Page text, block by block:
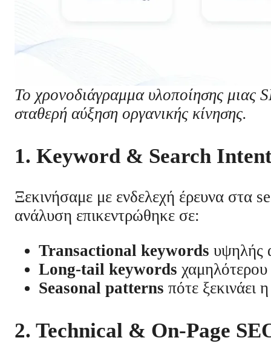
Το χρονοδιάγραμμα υλοποίησης μιας
σταθερή αύξηση οργανικής κίνησης.
1. Keyword & Search
Ξεκινήσαμε με ενδελεχή έρευνα στα
ανάλυση επικεντρώθηκε σε:
Transactional keywords υψηλής
Long-tail keywords
Seasonal patterns πότε ξεκινάει
2. Technical & On-Page